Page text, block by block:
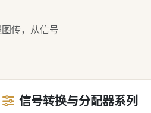
传，从信号
信号转换与分配器系列